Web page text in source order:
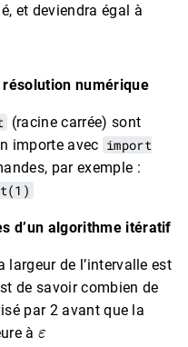
et deviendra égal à
numérique
(racine carrée) sont
importe avec import
par exemple :
d’un algorithme itératif
largeur de l’intervalle est
de savoir combien de
par 2 avant que la
à
ε